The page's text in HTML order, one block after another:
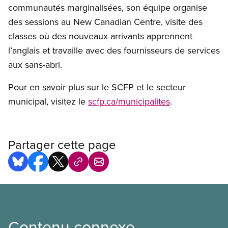
communautés marginalisées, son équipe organise
des sessions au New Canadian Centre, visite des
classes où des nouveaux arrivants apprennent
l’anglais et travaille avec des fournisseurs de services
aux sans-abri.
Pour en savoir plus sur le SCFP et le secteur
municipal, visitez le scfp.ca/municipalites.
Partager cette page